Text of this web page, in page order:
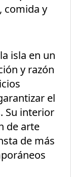
comida y
isla en un
y razón
el
Su interior
de arte
de más